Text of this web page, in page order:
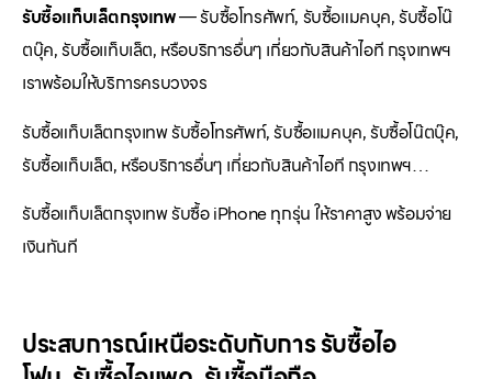
รับซื้อแท็บเล็ตกรุงเทพ— รับซื้อโทรศัพท์, รับซื้อแมคบุค, รับซื้อโน๊
ตบุ๊ค, รับซื้อแท็บเล็ต, หรือบริการอื่นๆ เกี่ยวกับสินค้าไอที กรุงเทพฯ
เราพร้อมให้บริการครบวงจร
รับซื้อแท็บเล็ตกรุงเทพ รับซื้อโทรศัพท์, รับซื้อแมคบุค, รับซื้อโน๊ตบุ๊ค,
รับซื้อแท็บเล็ต, หรือบริการอื่นๆ เกี่ยวกับสินค้าไอที กรุงเทพฯ…
รับซื้อแท็บเล็ตกรุงเทพ รับซื้อ iPhone ทุกรุ่น ให้ราคาสูง พร้อมจ่าย
เงินทันที
ประสบการณ์เหนือระดับกับการรับซื้อไอ